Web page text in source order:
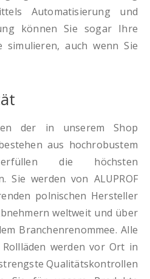
Automatisierung und
können Sie sogar Ihre
simulieren, auch wenn Sie
der in unserem Shop
aus hochrobustem
die höchsten
Sie werden von ALUPROF
polnischen Hersteller
weltweit und über
Branchenrenommee. Alle
werden vor Ort in
Qualitätskontrollen